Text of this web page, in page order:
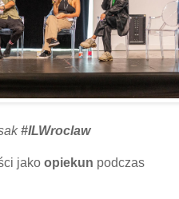
#ILWroclaw
jako opiekun podczas